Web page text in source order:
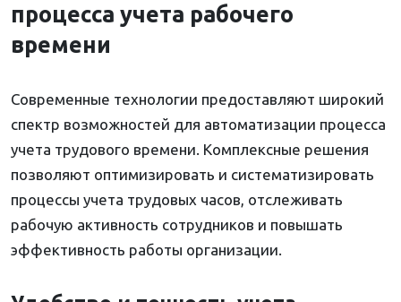
процесса учета рабочего
времени
Современные технологии предоставляют широкий
спектр возможностей для автоматизации процесса
учета трудового времени. Комплексные решения
позволяют оптимизировать и систематизировать
процессы учета трудовых часов, отслеживать
рабочую активность сотрудников и повышать
эффективность работы организации.